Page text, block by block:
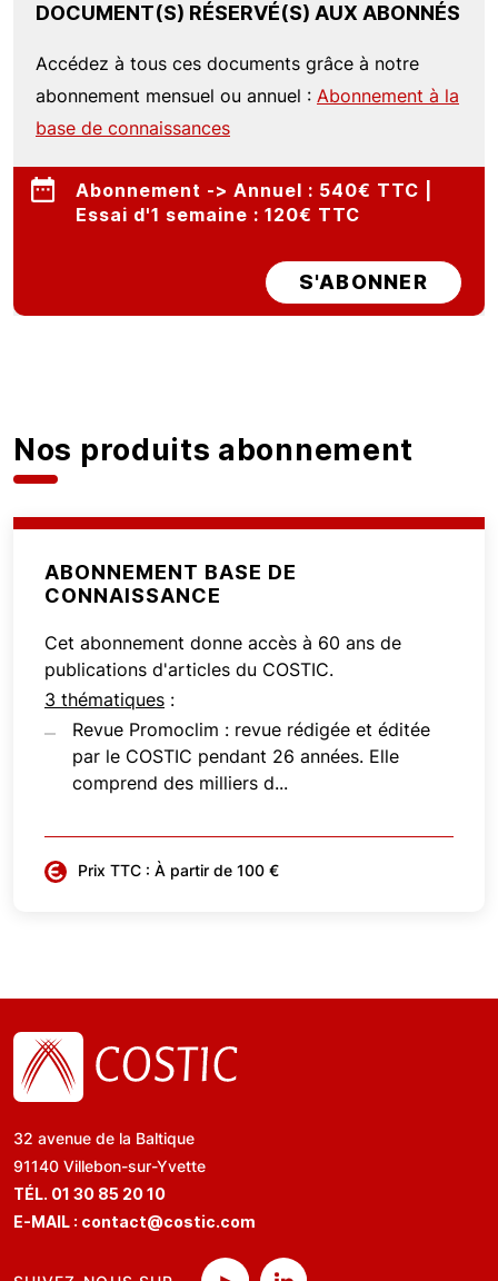
DOCUMENT(S) RÉSERVÉ(S) AUX ABONNÉS
Accédez à tous ces documents grâce à notre
abonnement mensuel ou annuel : Abonnement à la
base de connaissances
Abonnement -> Annuel : 540€ TTC |
Essai d'1 semaine : 120€ TTC
S'ABONNER
Nos produits abonnement
ABONNEMENT BASE DE
CONNAISSANCE
Cet abonnement donne accès à 60 ans de
publications d'articles du COSTIC.
3 thématiques :
Revue Promoclim : revue rédigée et éditée
par le COSTIC pendant 26 années. Elle
comprend des milliers d...
Prix TTC : À partir de 100 €
32 avenue de la Baltique
91140 Villebon-sur-Yvette
TÉL. 01 30 85 20 10
E-MAIL : contact@costic.com